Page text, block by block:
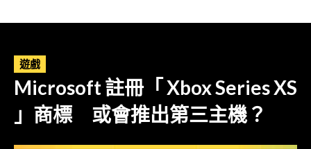
遊戲
Microsoft 註冊「 Xbox Series XS
」商標 或會推出第三主機？